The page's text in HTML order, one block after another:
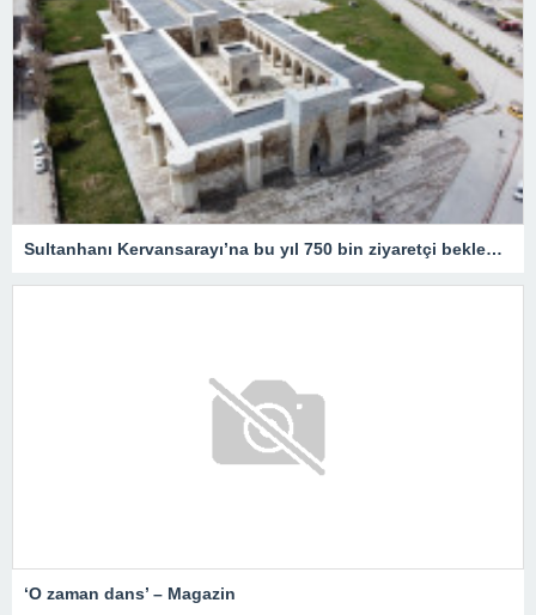
Sultanhanı Kervansarayı’na bu yıl 750 bin ziyaretçi bekleniyor
‘O zaman dans’ – Magazin